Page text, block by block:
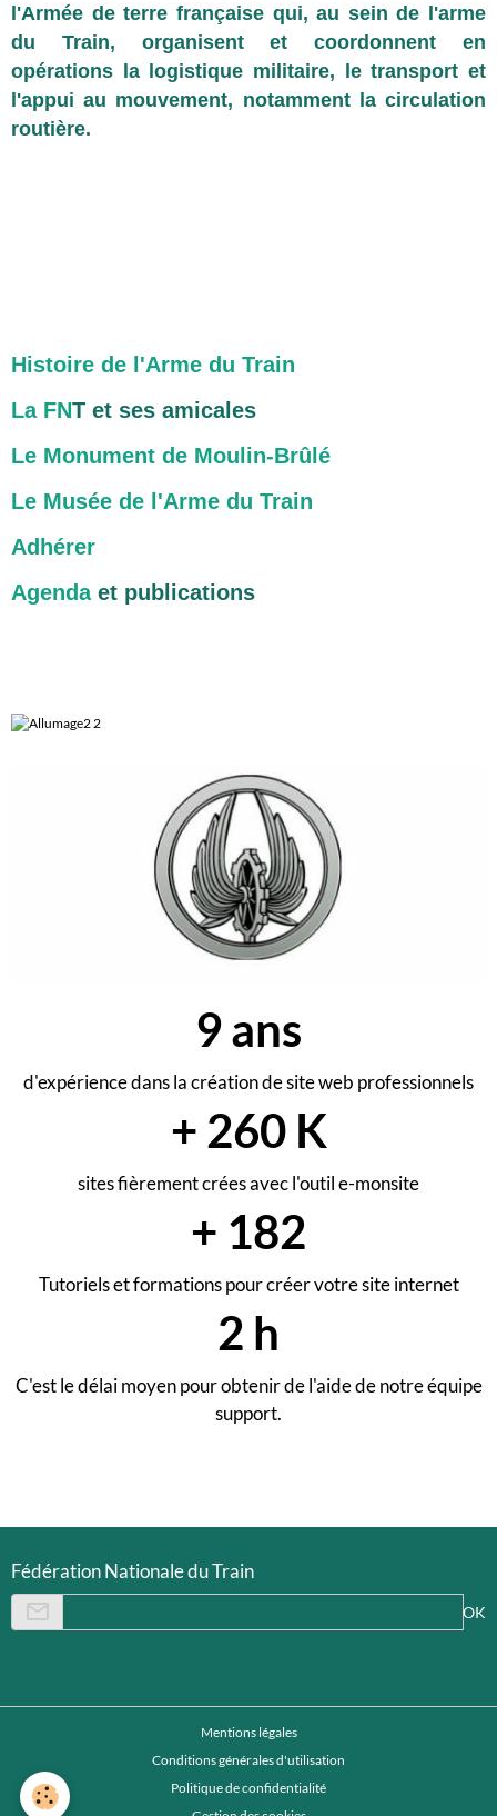
l'Armée de terre française qui, au sein de l'arme
du Train, organisent et coordonnent en
opérations la logistique militaire, le transport et
l'appui au mouvement, notamment la circulation
routière.
Histoire de l'Arme du Train
La FNT et ses amicales
Le Monument de Moulin-Brûlé
Le Musée de l'Arme du Train
Adhérer
Agenda et publications
10ans
d'expérience dans la création de site web professionnels
+ 290 K
sites fièrement crées avec l'outil e-monsite
+ 203
Tutoriels et formations pour créer votre site internet
2 h
C'est le délai moyen pour obtenir de l'aide de notre équipe
support.
Fédération Nationale du Train
OK
Mentions légales
Conditions générales d'utilisation
Politique de confidentialité